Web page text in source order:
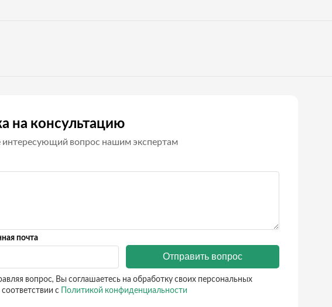
на консультацию
интересующий вопрос нашим экспертам
почта
Отправить вопрос
вопрос, Вы соглашаетесь на обработку своих персональных
с Политикой конфиденциальности